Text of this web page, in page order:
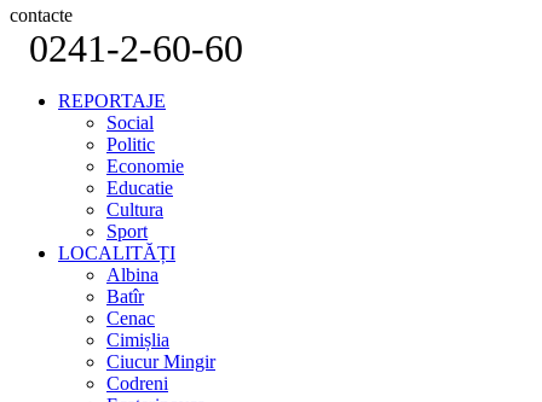
contacte
0241-2-60-60
REPORTAJE
Social
Politic
Economie
Educatie
Cultura
Sport
LOCALITĂȚI
Albina
Batîr
Cenac
Cimișlia
Ciucur Mingir
Codreni